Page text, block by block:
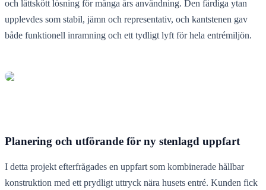
och lättskött lösning för många års användning. Den färdiga ytan
upplevdes som stabil, jämn och representativ, och kantstenen gav
både funktionell inramning och ett tydligt lyft för hela entrémiljön.
Planering och utförande för ny stenlagd uppfart
I detta projekt efterfrågades en uppfart som kombinerade hållbar
konstruktion med ett prydligt uttryck nära husets entré. Kunden fick